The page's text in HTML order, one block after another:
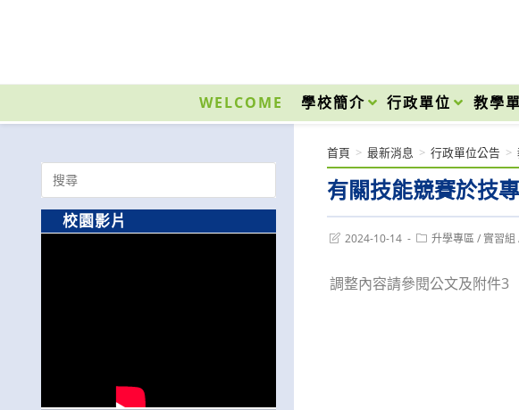
內
WELCOME 學校簡介 行政單位 教學
有關技能競賽於技
首頁 > 最新消息 > 行政單位公告 >
Post2024-10-14
Post升學專區 / 實習組
調整內容請參閱公文及附件3
Search
for:
校園影片